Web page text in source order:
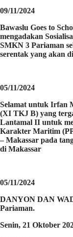
09/11/2024
Bawaslu Goes to
mengadakan
SMKN 3 Pariaman
serentak yang akan
05/11/2024
Selamat untuk Irfan
(XI TKJ B) yang
Lantamal II untuk
Karakter Maritim
– Makassar pada
di Makassar
05/11/2024
DANYON DAN
Pariaman.
Senin, 21 Oktober